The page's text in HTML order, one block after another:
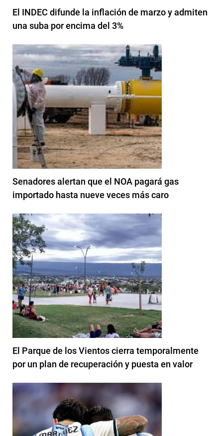
El INDEC difunde la inflación de marzo y admiten
una suba por encima del 3%
Senadores alertan que el NOA pagará gas
importado hasta nueve veces más caro
El Parque de los Vientos cierra temporalmente
por un plan de recuperación y puesta en valor